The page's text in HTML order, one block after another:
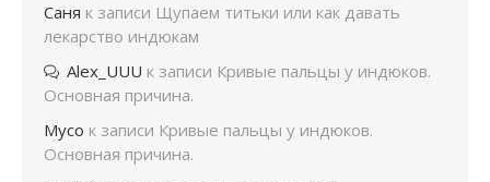
Саня к записи Щупаем титьки или как давать
лекарство индюкам
Alex_UUU к записи Кривые пальцы у индюков.
Основная причина.
Мусо к записи Кривые пальцы у индюков.
Основная причина.